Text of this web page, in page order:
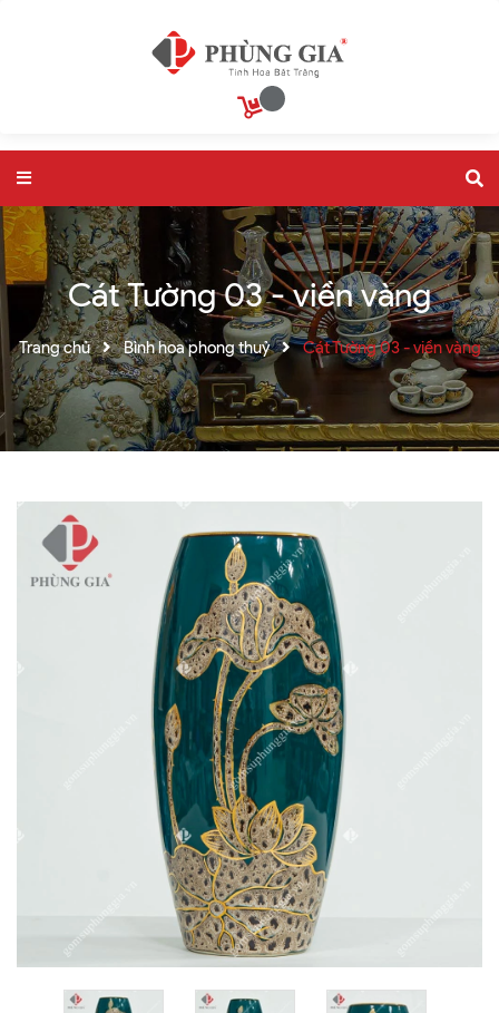
Cát Tường 03 - viền vàng
Trang chủ Bình hoa phong thuỷ Cát Tường 03 - viền vàng